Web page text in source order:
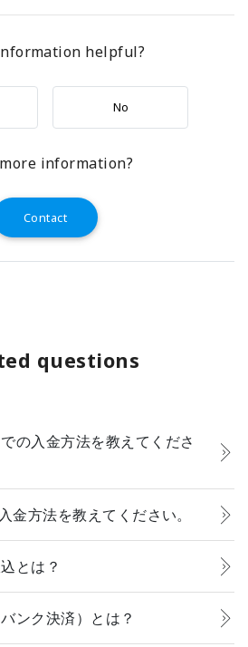
helpful?
No
information?
Contact
questions
の入金方法を教えてくださ
金方法を教えてください。
とは？
ンク決済）とは？